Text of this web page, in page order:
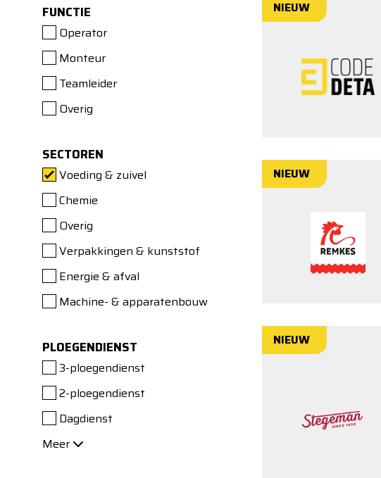
FUNCTIE
Operator
Monteur
Teamleider
Overig
SECTOREN
Voeding & zuivel
Chemie
Overig
Verpakkingen & kunststof
Energie & afval
Machine- & apparatenbouw
PLOEGENDIENST
3-ploegendienst
2-ploegendienst
Dagdienst
Meer
NIEUW
NIEUW
NIEUW